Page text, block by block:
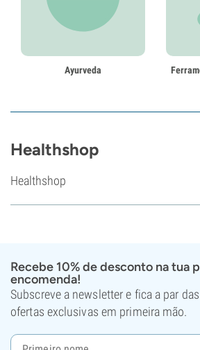
Ayurveda
Healthshop
Healthshop
Recebe 10% de desconto na tua
encomenda!
Subscreve a newsletter e fica a par
ofertas exclusivas em primeira mão.